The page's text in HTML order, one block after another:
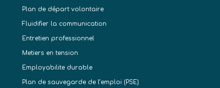
Plan de départ volontaire
Fluidifier la communication
Entretien professionnel
Metiers en tension
Employabilite durable
Plan de sauvegarde de l’emploi (PSE)